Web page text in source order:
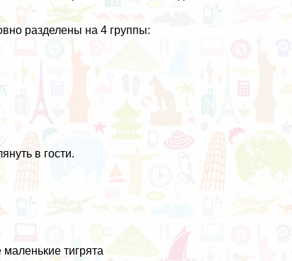
разделены на 4 группы:
в гости.
тигрята